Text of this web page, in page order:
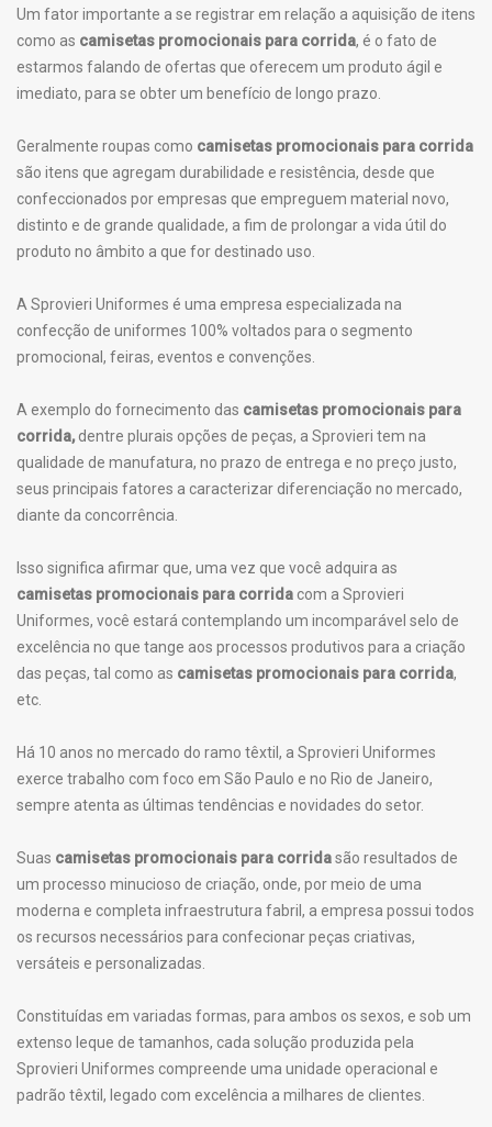
Um fator importante a se registrar em relação a aquisição de itens
como as camisetas promocionais para corrida, é o fato de
estarmos falando de ofertas que oferecem um produto ágil e
imediato, para se obter um benefício de longo prazo.
Geralmente roupas como camisetas promocionais para corrida
são itens que agregam durabilidade e resistência, desde que
confeccionados por empresas que empreguem material novo,
distinto e de grande qualidade, a fim de prolongar a vida útil do
produto no âmbito a que for destinado uso.
A Sprovieri Uniformes é uma empresa especializada na
confecção de uniformes 100% voltados para o segmento
promocional, feiras, eventos e convenções.
A exemplo do fornecimento das camisetas promocionais para
corrida,dentre plurais opções de peças, a Sprovieri tem na
qualidade de manufatura, no prazo de entrega e no preço justo,
seus principais fatores a caracterizar diferenciação no mercado,
diante da concorrência.
Isso significa afirmar que, uma vez que você adquira as
camisetas promocionais para corrida com a Sprovieri
Uniformes, você estará contemplando um incomparável selo de
excelência no que tange aos processos produtivos para a criação
das peças, tal como as camisetas promocionais para corrida,
etc.
Há 10 anos no mercado do ramo têxtil, a Sprovieri Uniformes
exerce trabalho com foco em São Paulo e no Rio de Janeiro,
sempre atenta as últimas tendências e novidades do setor.
Suas camisetas promocionais para corridasão resultados de
um processo minucioso de criação, onde, por meio de uma
moderna e completa infraestrutura fabril, a empresa possui todos
os recursos necessários para confecionar peças criativas,
versáteis e personalizadas.
Constituídas em variadas formas, para ambos os sexos, e sob um
extenso leque de tamanhos, cada solução produzida pela
Sprovieri Uniformes compreende uma unidade operacional e
padrão têxtil, legado com excelência a milhares de clientes.